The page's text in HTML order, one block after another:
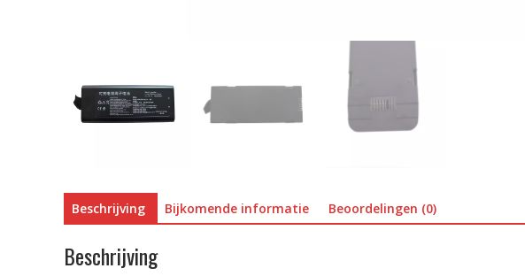
Beschrijving Bijkomende informatie Beoordelingen (0)
Beschrijving